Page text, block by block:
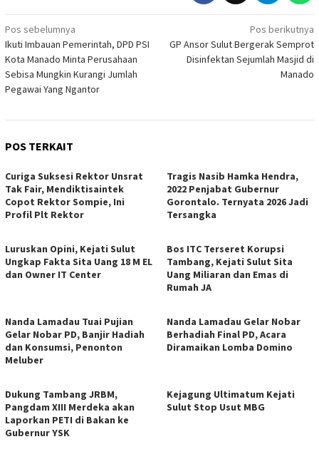
Navigasi
pos
Pos sebelumnya
Ikuti Imbauan Pemerintah, DPD PSI
Kota Manado Minta Perusahaan
Sebisa Mungkin Kurangi Jumlah
Pegawai Yang Ngantor
Pos berikutnya
GP Ansor Sulut Bergerak Semprot
Disinfektan Sejumlah Masjid di
Manado
POS TERKAIT
Curiga Suksesi Rektor Unsrat
Tak Fair, Mendiktisaintek
Copot Rektor Sompie, Ini
Profil Plt Rektor
Tragis Nasib Hamka Hendra,
2022 Penjabat Gubernur
Gorontalo. Ternyata 2026 Jadi
Tersangka
Luruskan Opini, Kejati Sulut
Ungkap Fakta Sita Uang 18 M EL
dan Owner IT Center
Bos ITC Terseret Korupsi
Tambang, Kejati Sulut Sita
Uang Miliaran dan Emas di
Rumah JA
Nanda Lamadau Tuai Pujian
Gelar Nobar PD, Banjir Hadiah
dan Konsumsi, Penonton
Meluber
Nanda Lamadau Gelar Nobar
Berhadiah Final PD, Acara
Diramaikan Lomba Domino
Dukung Tambang JRBM,
Pangdam XIII Merdeka akan
Laporkan PETI di Bakan ke
Gubernur YSK
Kejagung Ultimatum Kejati
Sulut Stop Usut MBG